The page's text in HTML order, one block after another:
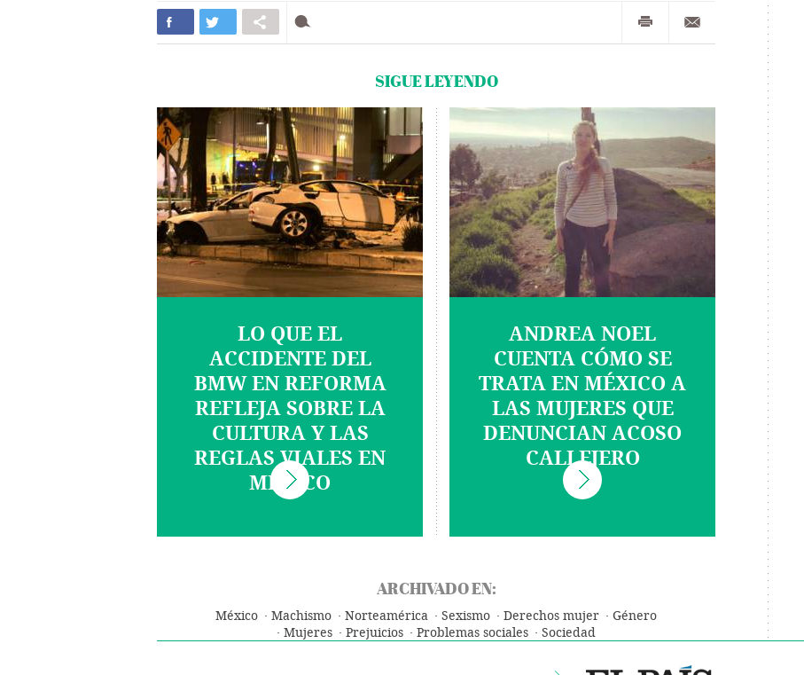
SIGUE LEYENDO
LO QUE EL
ACCIDENTE DEL
BMW EN REFORMA
REFLEJA SOBRE LA
CULTURA Y LAS
REGLAS VIALES EN
MÉXICO
ANDREA NOEL
CUENTA CÓMO SE
TRATA EN MÉXICO A
LAS MUJERES QUE
DENUNCIAN ACOSO
CALLEJERO
ARCHIVADO EN:
México Machismo Norteamérica Sexismo Derechos mujer
Género
Mujeres
Prejuicios Problemas sociales Sociedad